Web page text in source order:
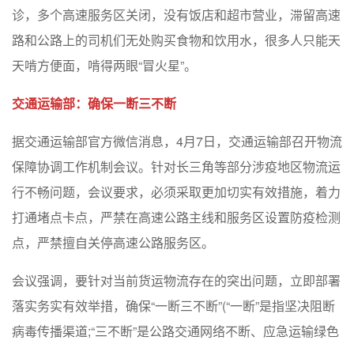
诊，多个高速服务区关闭，没有饭店和超市营业，滞留高速
路和公路上的司机们无处购买食物和饮用水，很多人只能天
天啃方便面，啃得两眼“冒火星”。
交通运输部：确保一断三不断
据交通运输部官方微信消息，4月7日，交通运输部召开物流
保障协调工作机制会议。针对长三角等部分涉疫地区物流运
行不畅问题，会议要求，必须采取更加切实有效措施，着力
打通堵点卡点，严禁在高速公路主线和服务区设置防疫检测
点，严禁擅自关停高速公路服务区。
会议强调，要针对当前货运物流存在的突出问题，立即部署
落实务实有效举措，确保“一断三不断”(“一断”是指坚决阻断
病毒传播渠道;“三不断”是公路交通网络不断、应急运输绿色